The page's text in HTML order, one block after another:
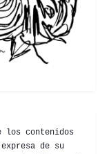
los contenidos
de su